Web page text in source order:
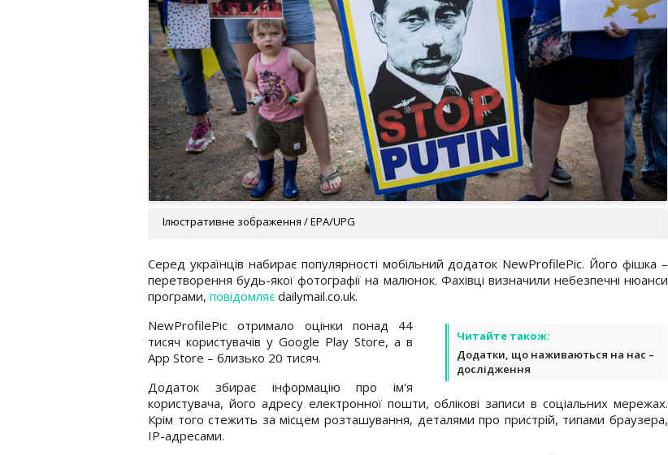
Ілюстративне зображення / EPA/UPG
Серед українців набирає популярності мобільний додаток NewProfilePic. Його фішка –
перетворення будь-якої фотографії на малюнок. Фахівці визначили небезпечні нюанси
програми, повідомляє dailymail.co.uk.
Читайте також:
Додатки, що наживаються на нас –
дослідження
NewProfilePic отримало оцінки понад 44
тисяч користувачів у Google Play Store, а в
App Store – близько 20 тисяч.
Додаток збирає інформацію про ім'я
користувача, його адресу електронної пошти, облікові записи в соціальних мережах.
Крім того стежить за місцем розташування, деталями про пристрій, типами браузера,
IP-адресами.